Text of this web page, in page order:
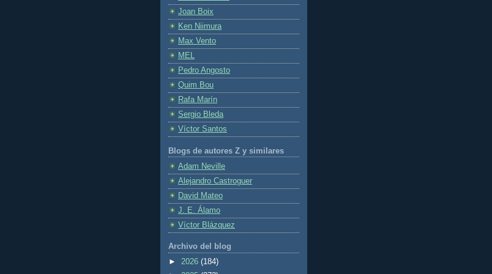
Joan Boix
Ken Niimura
Max Vento
MEL
Pedro Angosto
Quim Bou
Rafa Marín
Sergio Bleda
Víctor Santos
Blogs de autores Z y similares
Adam Neville
Alejandro Castroguer
David Mateo
J. E. Álamo
Víctor Blázquez
Archivo del blog
► 2026 (184)